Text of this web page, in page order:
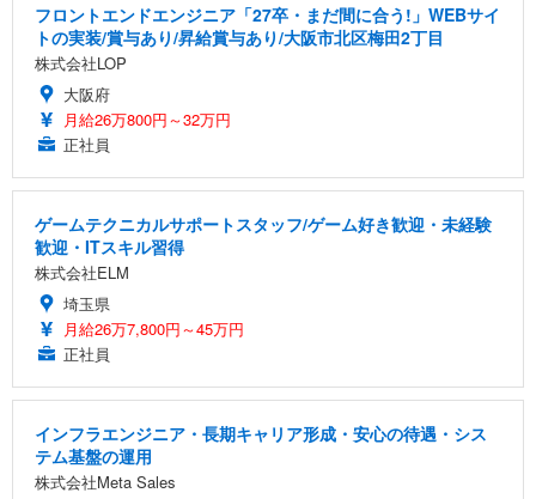
フロントエンドエンジニア「27卒・まだ間に合う!」WEBサイ
トの実装/賞与あり/昇給賞与あり/大阪市北区梅田2丁目
株式会社LOP
大阪府
月給26万800円～32万円
正社員
ゲームテクニカルサポートスタッフ/ゲーム好き歓迎・未経験
歓迎・ITスキル習得
株式会社ELM
埼玉県
月給26万7,800円～45万円
正社員
インフラエンジニア・長期キャリア形成・安心の待遇・シス
テム基盤の運用
株式会社Meta Sales